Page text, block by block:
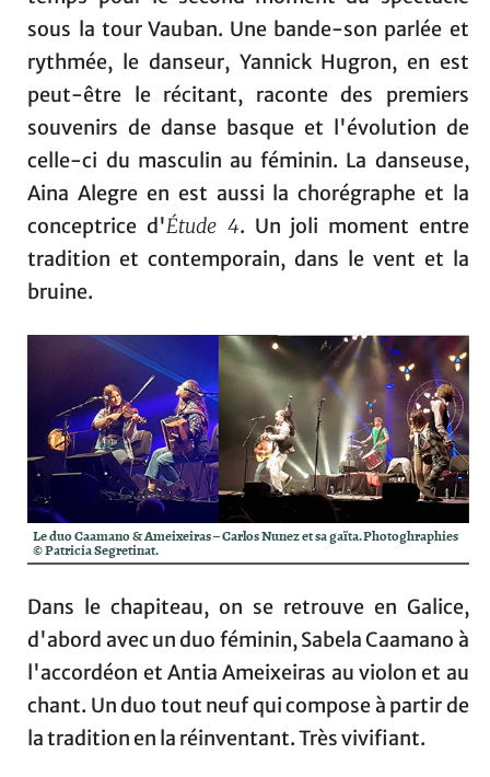
sous la tour Vauban. Une bande-son parlée et
rythmée, le danseur, Yannick Hugron, en est
peut-être le récitant, raconte des premiers
souvenirs de danse basque et l'évolution de
celle-ci du masculin au féminin. La danseuse,
Aina Alegre en est aussi la chorégraphe et la
conceptrice d'Étude 4. Un joli moment entre
tradition et contemporain, dans le vent et la
bruine.
Le duo Caamano & Ameixeiras – Carlos Nunez et sa gaïta. Photoghraphies
© Patricia Segretinat.
Dans le chapiteau, on se retrouve en Galice,
d'abord avec un duo féminin, Sabela Caamano à
l'accordéon et Antia Ameixeiras au violon et au
chant. Un duo tout neuf qui compose à partir de
la tradition en la réinventant. Très vivifiant.